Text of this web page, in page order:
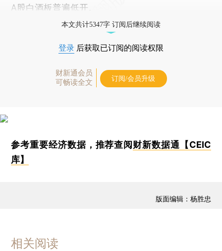
A股白酒板普遍低开。
本文共计5347字 订阅后继续阅读
登录 后获取已订阅的阅读权限
财新通会员
可畅读全文
订阅/会员升级
参考重要经济数据，推荐查阅 财新数据通【CEIC
库】
版面编辑：杨胜忠
相关阅读